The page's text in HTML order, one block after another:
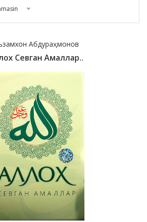
Абдураҳмонов
Севган Амаллар..